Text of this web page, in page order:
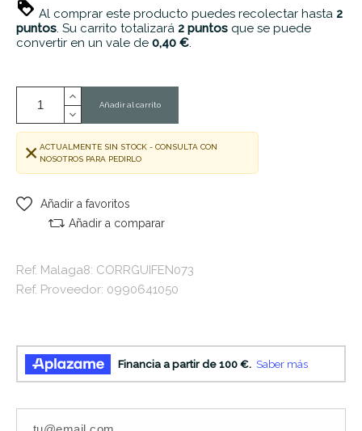
Al comprar este producto puedes recolectar hasta 2
puntos. Su carrito totalizará 2 puntos que se puede
convertir en un vale de 0,40 €.
Añadir al carrito
ACTUALMENTE SIN STOCK - CONSULTA CON
NOSOTROS PARA PEDIRLO
Añadir a favoritos
Añadir a comparar
Ref. Malaga8: CORRGUIFEN073
Ref. Proveedor: 0990641050